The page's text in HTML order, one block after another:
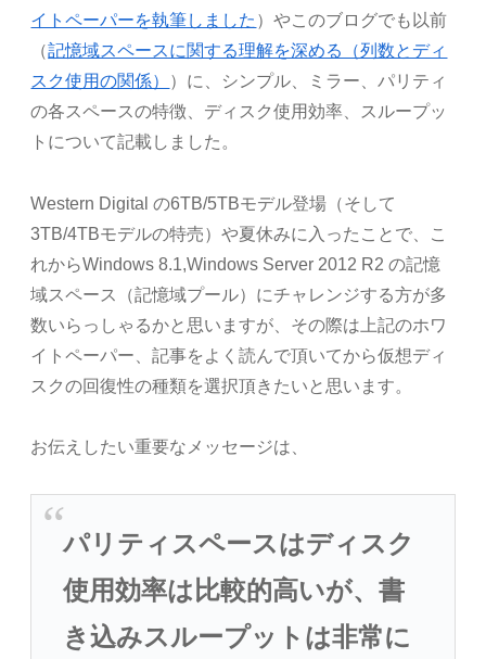
イトペーパーを執筆しました ）やこのブログでも以前
（記憶域スペースに関する理解を深める（列数とディ
スク使用の関係） ）に、シンプル、ミラー、パリティ
の各スペースの特徴、ディスク使用効率、スループッ
トについて記載しました。
Western Digital の6TB/5TBモデル登場（そして
3TB/4TBモデルの特売）や夏休みに入ったことで、こ
れからWindows 8.1,Windows Server 2012 R2 の記憶
域スペース（記憶域プール）にチャレンジする方が多
数いらっしゃるかと思いますが、その際は上記のホワ
イトペーパー、記事をよく読んで頂いてから仮想ディ
スクの回復性の種類を選択頂きたいと思います。
お伝えしたい重要なメッセージは、
パリティスペースはディスク
使用効率は比較的高いが、書
き込みスループットは非常に